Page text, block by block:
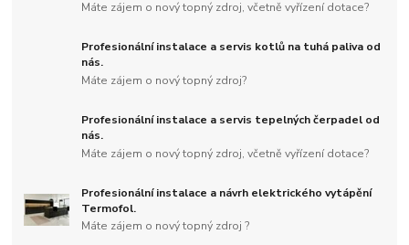
Máte zájem o nový topný zdroj, včetně vyřízení dotace?
Profesionální instalace a servis kotlů na tuhá paliva od
nás.
Máte zájem o nový topný zdroj?
Profesionální instalace a servis tepelných čerpadel od
nás.
Máte zájem o nový topný zdroj, včetně vyřízení dotace?
Profesionální instalace a návrh elektrického vytápění
Termofol.
Máte zájem o nový topný zdroj ?